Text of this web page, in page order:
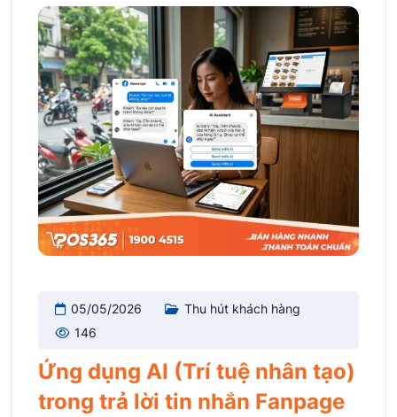
05/05/2026
Thu hút khách hàng
146
Ứng dụng AI (Trí tuệ nhân tạo)
trong trả lời tin nhắn Fanpage